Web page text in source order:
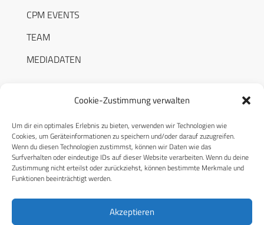
Cookie-Zustimmung verwalten
Um dir ein optimales Erlebnis zu bieten, verwenden wir Technologien wie
Cookies, um Geräteinformationen zu speichern und/oder darauf zuzugreifen.
Wenn du diesen Technologien zustimmst, können wir Daten wie das
Surfverhalten oder eindeutige IDs auf dieser Website verarbeiten. Wenn du deine
Zustimmung nicht erteilst oder zurückziehst, können bestimmte Merkmale und
Funktionen beeinträchtigt werden.
Akzeptieren
CPM EVENTS
TEAM
MEDIADATEN
RECHTLICHES
Datenschutzerklärung
Cookie-Richtlinie (EU)